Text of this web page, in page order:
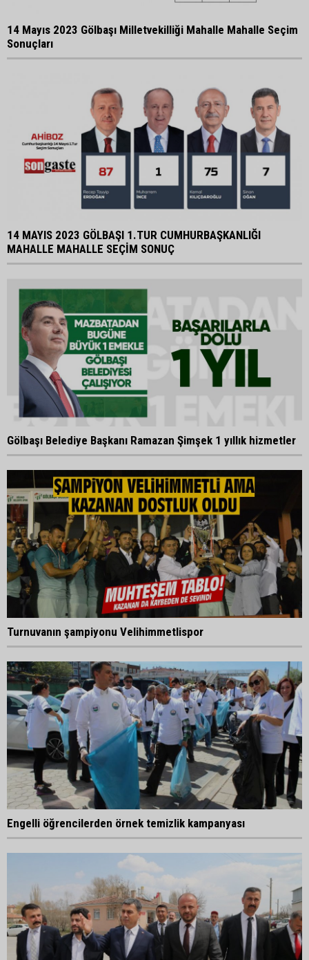
14 Mayıs 2023 Gölbaşı Milletvekilliği Mahalle Mahalle Seçim
Sonuçları
14 MAYIS 2023 GÖLBAŞI 1.TUR CUMHURBAŞKANLIĞI
MAHALLE MAHALLE SEÇİM SONUÇ
Gölbaşı Belediye Başkanı Ramazan Şimşek 1 yıllık hizmetler
Turnuvanın şampiyonu Velihimmetlispor
Engelli öğrencilerden örnek temizlik kampanyası